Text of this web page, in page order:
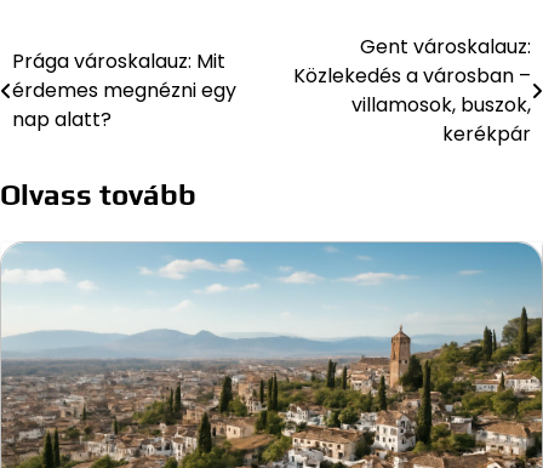
Bejegyzés
navigáció
Prága városkalauz: Mit
érdemes megnézni egy
nap alatt?
Gent városkalauz:
Közlekedés a városban –
villamosok, buszok,
kerékpár
Olvass tovább